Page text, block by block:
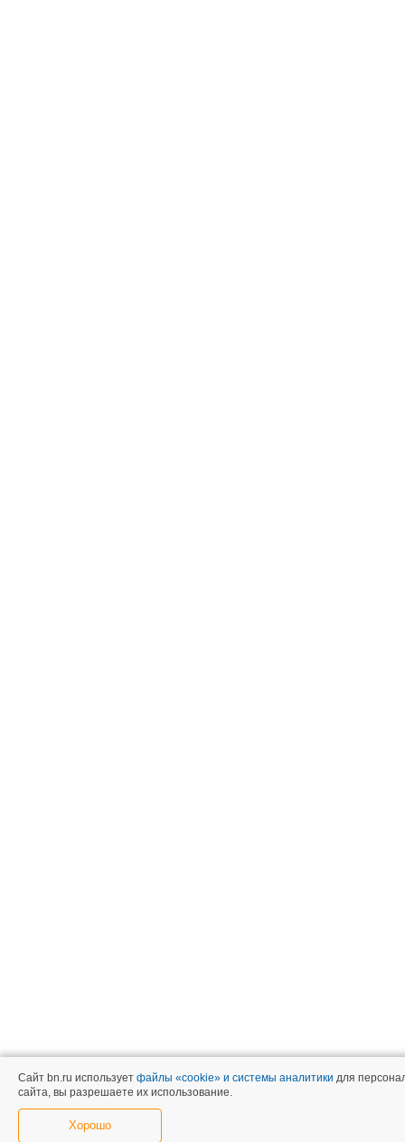
Сайт bn.ru использует файлы «cookie» и системы аналитики для
сайта, вы разрешаете их использование.
Хорошо